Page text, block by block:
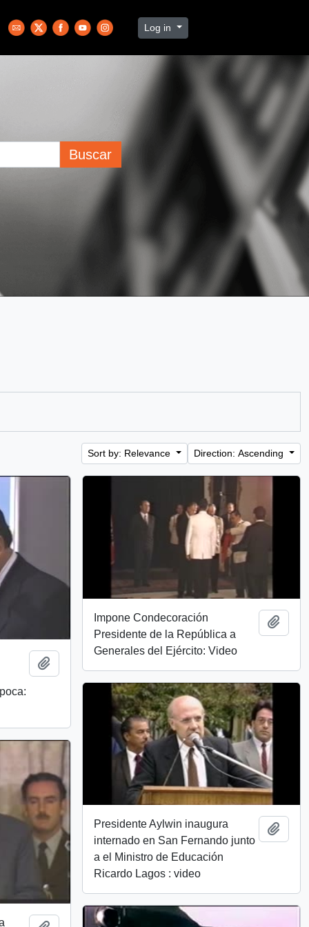
Log in
Buscar
Sort by: Relevance Direction: Ascending
Add to clipboard
Impone Condecoración
Presidente de la República a
Generales del Ejército: Video
Add
Presidente Aylwin inaugura
internado en San Fernando junto
a el Ministro de Educación
Ricardo Lagos : video
Add